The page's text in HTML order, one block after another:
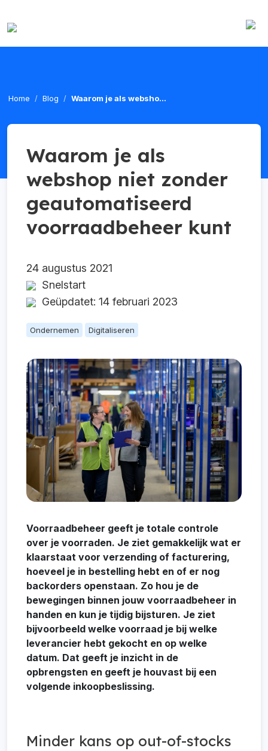
Home Blog Waarom je als websho...
Waarom je als
webshop niet zonder
geautomatiseerd
voorraadbeheer kunt
24 augustus 2021
Snelstart
Geüpdatet: 14 februari 2023
Ondernemen Digitaliseren
Voorraadbeheer geeft je totale controle
over je voorraden. Je ziet gemakkelijk wat er
klaarstaat voor verzending of facturering,
hoeveel je in bestelling hebt en of er nog
backorders openstaan. Zo hou je de
bewegingen binnen jouw voorraadbeheer in
handen en kun je tijdig bijsturen. Je ziet
bijvoorbeeld welke voorraad je bij welke
leverancier hebt gekocht en op welke
datum. Dat geeft je inzicht in de
opbrengsten en geeft je houvast bij een
volgende inkoopbeslissing.
Minder kans op out-of-stocks